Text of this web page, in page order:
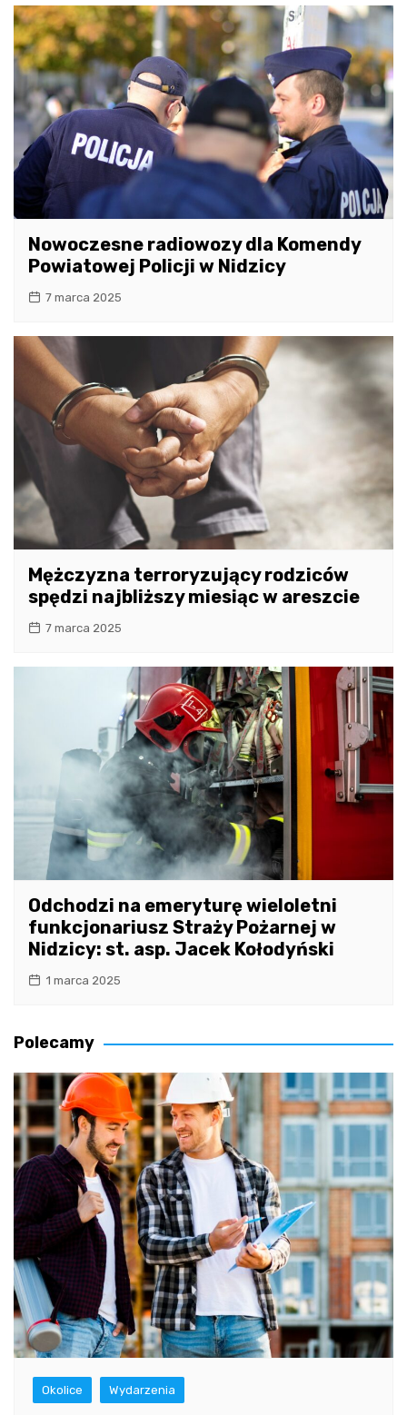
Nowoczesne radiowozy dla Komendy
Powiatowej Policji w Nidzicy
7 marca 2025
Mężczyzna terroryzujący rodziców
spędzi najbliższy miesiąc w areszcie
7 marca 2025
Odchodzi na emeryturę wieloletni
funkcjonariusz Straży Pożarnej w
Nidzicy: st. asp. Jacek Kołodyński
1 marca 2025
Polecamy
Okolice Wydarzenia